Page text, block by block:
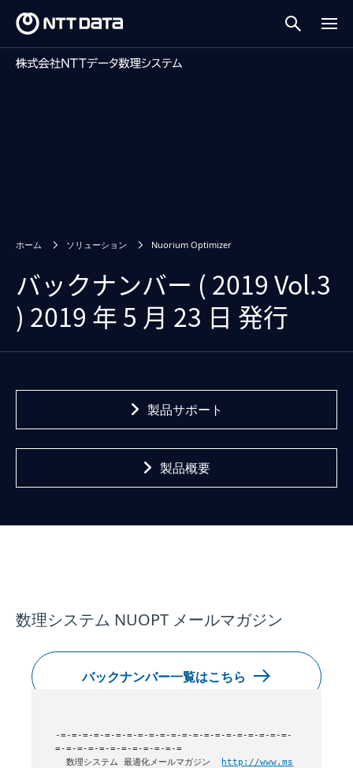
ホーム ソリューション Nuorium Optimizer
バックナンバー ( 2019 Vol.3
) 2019 年 5 月 23 日 発行
製品サポート
製品概要
数理システム NUOPT メールマガジン
バックナンバー一覧はこちら
-=-=-=-=-=-=-=-=-=-=-=-=-=-=-=-=-=-=-=-=-=-
=-=-=-=-=-=-=-=-=-=-=-=
  数理システム 最適化メールマガジン
http://www.ms